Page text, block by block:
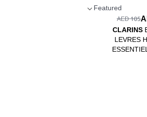
Featured
تطبيق الترتيب 105 AED
CLARINS
LEVRES